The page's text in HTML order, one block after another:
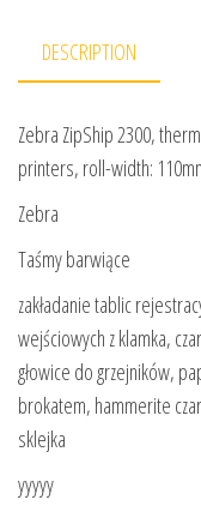
DESCRIPTION
Zebra ZipShip 2300,
printers, roll-width:
Zebra
Taśmy barwiące
zakładanie tablic
wejściowych z klamka,
głowice do grzejników,
brokatem, hammerite
sklejka
yyyyy